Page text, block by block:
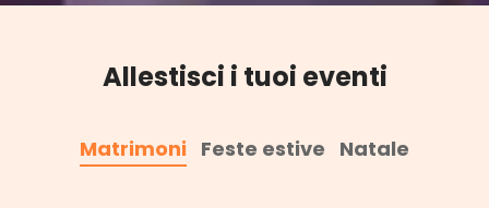
Allestisci i tuoi eventi
Matrimoni Feste estive Natale